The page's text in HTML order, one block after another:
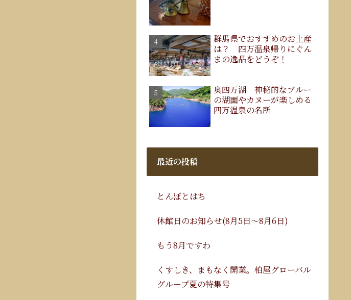
群馬県でおすすめのお土産
は？ 四万温泉帰りにぐん
まの逸品をどうぞ！
奥四万湖 神秘的なブルー
の湖面やカヌーが楽しめる
四万温泉の名所
最近の投稿
とんぼとはち
休館日のお知らせ(8月5日～8月6日)
もう8月ですわ
くすしき、まもなく開業。柏屋グローバル
グループ夏の特集号